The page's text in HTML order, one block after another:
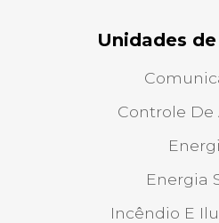
Unidades
Controle De
Energia
Incêndio E